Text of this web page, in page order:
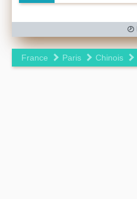
France Paris Chinois